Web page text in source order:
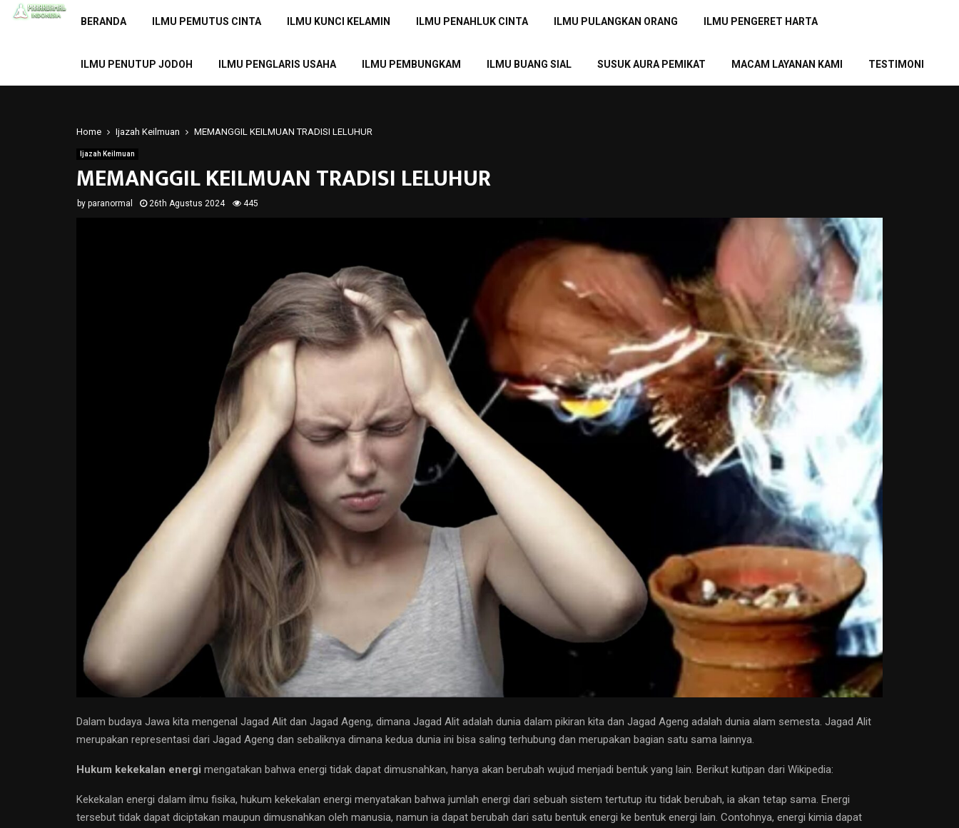
BERANDA ILMU PEMUTUS CINTA ILMU KUNCI KELAMIN ILMU PENAHLUK CINTA ILMU PULANGKAN ORANG ILMU PENGERET HARTA
ILMU PENUTUP JODOH ILMU PENGLARIS USAHA ILMU PEMBUNGKAM ILMU BUANG SIAL SUSUK AURA PEMIKAT MACAM LAYANAN KAMI TESTIMONI
Home Ijazah Keilmuan MEMANGGIL KEILMUAN TRADISI LELUHUR
Ijazah Keilmuan
MEMANGGIL KEILMUAN TRADISI LELUHUR
by paranormal 26th Agustus 2024 445
Dalam budaya Jawa kita mengenal Jagad Alit dan Jagad Ageng, dimana Jagad Alit adalah dunia dalam pikiran kita dan Jagad Ageng adalah dunia alam semesta. Jagad Alit
merupakan representasi dari Jagad Ageng dan sebaliknya dimana kedua dunia ini bisa saling terhubung dan merupakan bagian satu sama lainnya.
Hukum kekekalan energi mengatakan bahwa energi tidak dapat dimusnahkan, hanya akan berubah wujud menjadi bentuk yang lain. Berikut kutipan dari Wikipedia:
Kekekalan energi dalam ilmu fisika, hukum kekekalan energi menyatakan bahwa jumlah energi dari sebuah sistem tertutup itu tidak berubah, ia akan tetap sama. Energi
tersebut tidak dapat diciptakan maupun dimusnahkan oleh manusia, namun ia dapat berubah dari satu bentuk energi ke bentuk energi lain. Contohnya, energi kimia dapat